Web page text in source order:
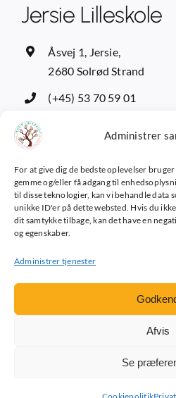
Administrer
For at give dig de bedste oplevelser
gemme og/eller få adgang til
til disse teknologier, kan vi behandle data
unikke ID'er på dette websted. Hvis du
dit samtykke tilbage, kan det have en
og egenskaber.
Administrer tjenester
Afvis
Se
Jersie Lilleskole
Åsvej 1, Jersie,
2680 Solrød Strand
(+45) 53 70 59 01
Privatlivspolitik